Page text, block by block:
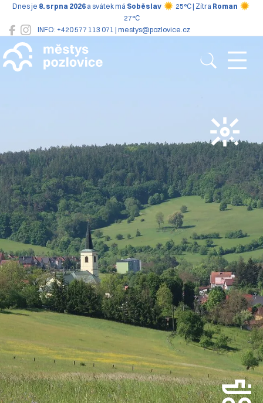
INFO: +420 577 113 071 | mestys@pozlovice.cz
Dnes je 8. srpna 2026 a svátek má Soběslav 25°C | Zítra Roman
27°C
Pozlovice